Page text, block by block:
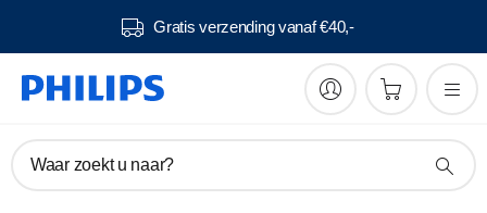
Gratis verzending vanaf €40,-
Waar zoekt u naar?